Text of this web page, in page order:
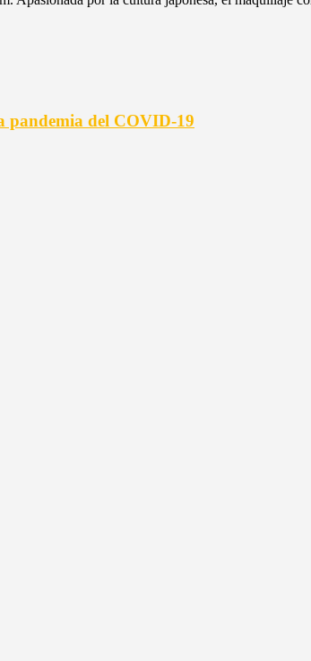
pandemia del COVID-19